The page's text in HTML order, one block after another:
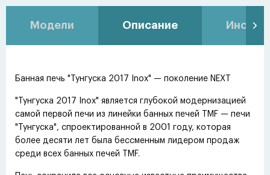
Модели Описание
Банная печь "Тунгуска 2017 Inox" — поколение NEXT
"Тунгуска 2017 Inox" является глубокой модернизацией
самой первой печи из линейки банных печей TMF — печи
"Тунгуска", спроектированной в 2001 году, которая
более десяти лет была бессменным лидером продаж
среди всех банных печей TMF.